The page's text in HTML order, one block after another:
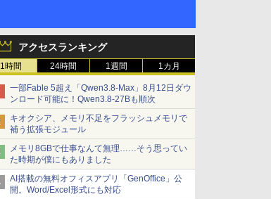
アクセスランキング
1時間 24時間 1週間 1カ月
一部Fable 5超え「Qwen3.8-Max」8月12日ダウ
ンロード可能に！Qwen3.8-27Bも順次
キオクシア、メモリ不足をフラッシュメモリで
補う拡張モジュール
メモリ8GBで仕事なんて無理……そう思ってい
た時期が僕にもありました
AI搭載の無料オフィスアプリ「GenOffice」公
開。Word/Excel形式にも対応